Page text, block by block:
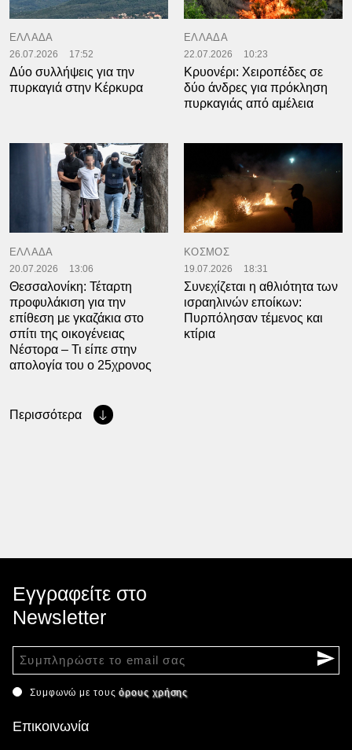
ΕΛΛΑΔΑ
26.07.2026 17:52
Δύο συλλήψεις για την
πυρκαγιά στην Κέρκυρα
ΕΛΛΑΔΑ
22.07.2026 10:23
Κρυονέρι: Χειροπέδες σε
δύο άνδρες για πρόκληση
πυρκαγιάς από αμέλεια
ΕΛΛΑΔΑ
20.07.2026 13:06
Θεσσαλονίκη: Τέταρτη
προφυλάκιση για την
επίθεση με γκαζάκια στο
σπίτι της οικογένειας
Νέστορα – Τι είπε στην
απολογία του ο 25χρονος
ΚΟΣΜΟΣ
19.07.2026 18:31
Συνεχίζεται η αθλιότητα των
ισραηλινών εποίκων:
Πυρπόλησαν τέμενος και
κτίρια
Περισσότερα
Εγγραφείτε στο
Newsletter
Συμφωνώ με τουςόρους χρήσης
Επικοινωνία